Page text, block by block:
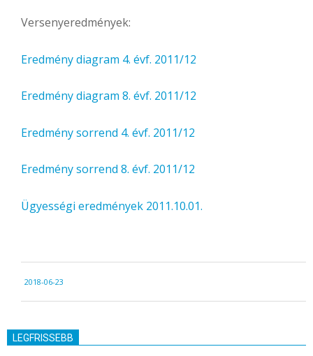
Versenyeredmények:
Eredmény diagram 4. évf. 2011/12
Eredmény diagram 8. évf. 2011/12
Eredmény sorrend 4. évf. 2011/12
Eredmény sorrend 8. évf. 2011/12
Ügyességi eredmények 2011.10.01.
06-
23
2018-06-23
LEGFRISSEBB